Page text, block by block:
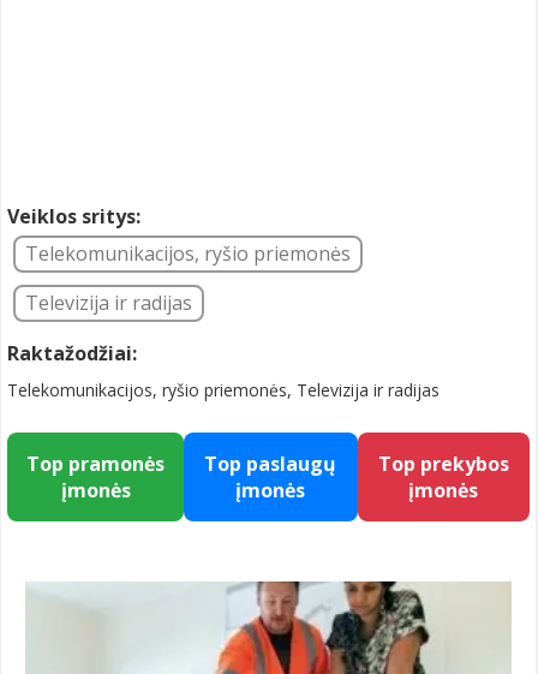
Veiklos sritys:
Telekomunikacijos, ryšio priemonės
Televizija ir radijas
Raktažodžiai:
Telekomunikacijos, ryšio priemonės, Televizija ir radijas
Top pramonės
įmonės
Top paslaugų
įmonės
Top prekybos
įmonės